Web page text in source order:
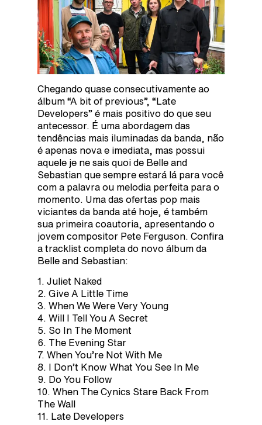
Chegando quase consecutivamente ao
álbum “A bit of previous”, “Late
Developers” é mais positivo do que seu
antecessor. É uma abordagem das
tendências mais iluminadas da banda, não
é apenas nova e imediata, mas possui
aquele je ne sais quoi de Belle and
Sebastian que sempre estará lá para você
com a palavra ou melodia perfeita para o
momento. Uma das ofertas pop mais
viciantes da banda até hoje, é também
sua primeira coautoria, apresentando o
jovem compositor Pete Ferguson. Confira
a tracklist completa do novo álbum da
Belle and Sebastian:
1. Juliet Naked
2. Give A Little Time
3. When We Were Very Young
4. Will I Tell You A Secret
5. So In The Moment
6. The Evening Star
7. When You’re Not With Me
8. I Don’t Know What You See In Me
9. Do You Follow
10. When The Cynics Stare Back From
The Wall
11. Late Developers